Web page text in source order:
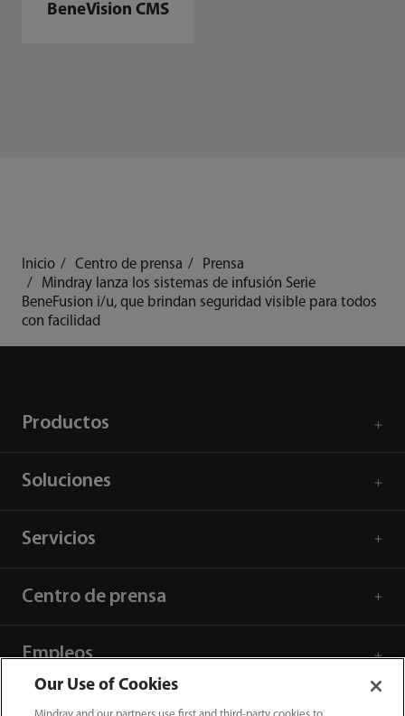
BeneVision CMS
Inicio Centro de prensa
Prensa
Mindray lanza los sistemas de infusión Serie
BeneFusion i/u, que brindan seguridad visible para todos
con facilidad
Productos
Soluciones
Servicios
Centro de prensa
Empleos
Acerca de Mindray
Our Use of Cookies